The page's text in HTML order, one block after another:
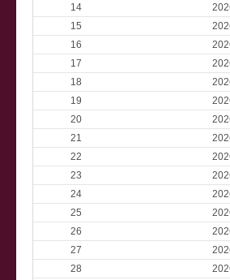
14
15
16
17
18
19
20
21
22
23
24
25
26
27
28